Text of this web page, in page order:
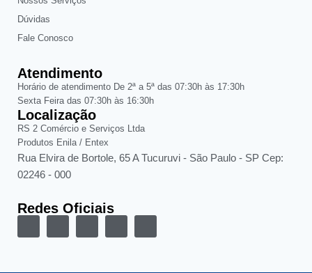
Dúvidas
Fale Conosco
Atendimento
Horário de atendimento De 2ª a 5ª das 07:30h às 17:30h
Sexta Feira das 07:30h às 16:30h
Localização
RS 2 Comércio e Serviços Ltda
Produtos Enila / Entex
Rua Elvira de Bortole, 65 A Tucuruvi - São Paulo - SP Cep:
02246 - 000
Redes Oficiais